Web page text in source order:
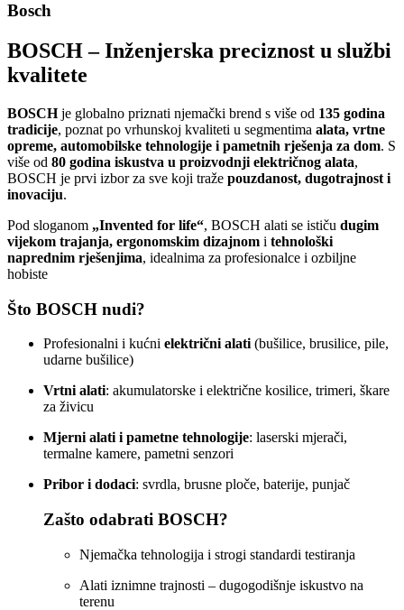
Bosch
BOSCH – Inženjerska preciznost u službi
kvalitete
BOSCHje globalno priznati njemački brend s više od 135 godina
tradicije, poznat po vrhunskoj kvaliteti u segmentima alata, vrtne
opreme, automobilske tehnologije i pametnih rješenja za dom. S
više od 80 godina iskustva u proizvodnji električnog alata,
BOSCH je prvi izbor za sve koji traže pouzdanost, dugotrajnost i
inovaciju.
Pod sloganom „Invented for life“, BOSCH alati se ističu dugim
vijekom trajanja, ergonomskim dizajnom i tehnološki
naprednim rješenjima, idealnima za profesionalce i ozbiljne
hobiste
Što BOSCH nudi?
Profesionalni i kućni električni alati(bušilice, brusilice, pile,
udarne bušilice)
Vrtni alati: akumulatorske i električne kosilice, trimeri, škare
za živicu
Mjerni alati i pametne tehnologije: laserski mjerači,
termalne kamere, pametni senzori
Pribor i dodaci: svrdla, brusne ploče, baterije, punjač
Zašto odabrati BOSCH?
Njemačka tehnologija i strogi standardi testiranja
Alati iznimne trajnosti – dugogodišnje iskustvo na
terenu